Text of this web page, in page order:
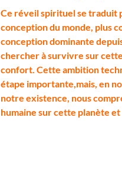
Ce réveil spirituel se traduit
conception du monde, plus
conception dominante
chercher à survivre sur
confort. Cette ambition
étape importante,mais, en
notre existence, nous
humaine sur cette planète